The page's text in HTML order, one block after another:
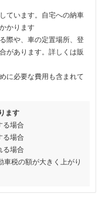
ています。自宅への納車
かります
際や、車の定置場所、登
があります。詳しくは販
に必要な費用も含まれて
ます
る場合
る場合
る場合
車税の額が大きく上がり